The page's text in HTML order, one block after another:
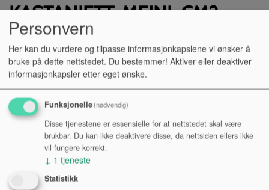
KASTANJETT, MEINL CM2
MACHINE
Meinl Kastanjettmaskin - CM2.
Traditionella Rosewood Kastanjetter monterade på en
stabil träplatta som ger fullständig och god resonans.
Kastanjetterna är monterade på en stabil kompakt träplatta,
med möjligheter att spela snabba,
komplexa och staccato rytmer
Personvern
Her kan du vurdere og tilpasse informasjonkapslene vi ønsker å
bruke på dette nettstedet. Du bestemmer! Aktiver eller deaktiver
informasjonkapsler etter eget ønske.
Funksjonelle(nødvendig)
Disse tjenestene er essensielle for at nettstedet skal være
brukbar. Du kan ikke deaktivere disse, da nettsiden ellers ikke
vil fungere korrekt.
↓ 1 tjeneste
Statistikk